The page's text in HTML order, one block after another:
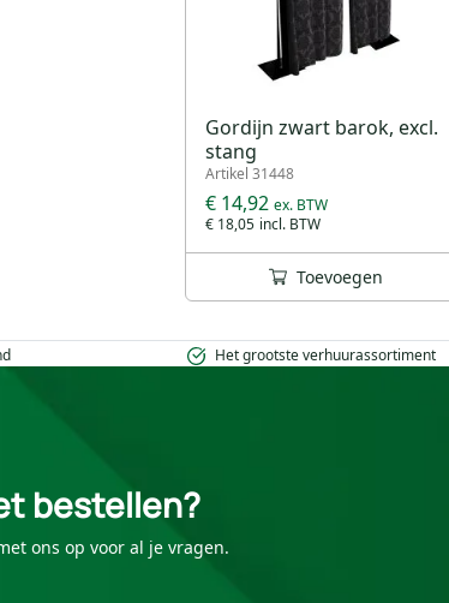
Gordijn zwart barok, excl.
stang
Artikel 31448
€ 18,05
€ 14,92
Toevoegen
Het grootste verhuurassortiment
bestellen?
ons op voor al je vragen.